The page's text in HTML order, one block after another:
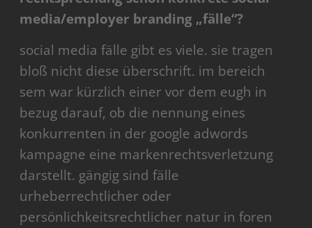
media/employer branding „fälle“?
social media fälle gibt es viele. sie tragen
bloß nicht diese überschrift. im bereich
sem war kürzlich einer vor dem eugh in
bezug darauf, ob die nennung eines
konkurrenten in der google adwords
kampagne eine markenrechtsverletzung
darstellt. gängig sind fälle
urheberrechtlicher oder
persönlichkeitsrechtlicher natur in foren